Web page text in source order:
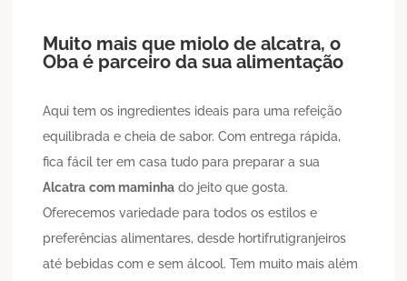
Muito mais que miolo de alcatra, o
Oba é parceiro da sua alimentação
Aqui tem os ingredientes ideais para uma refeição
equilibrada e cheia de sabor. Com entrega rápida,
fica fácil ter em casa tudo para preparar a sua
Alcatra com maminha do jeito que gosta.
Oferecemos variedade para todos os estilos e
preferências alimentares, desde hortifrutigranjeiros
até bebidas com e sem álcool. Tem muito mais além